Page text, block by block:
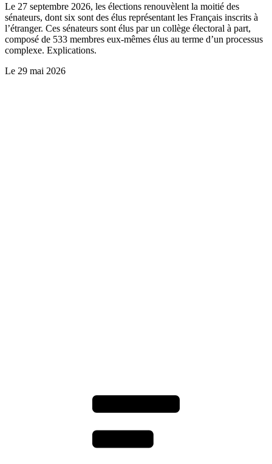
Le 27 septembre 2026, les élections renouvèlent la moitié des
sénateurs, dont six sont des élus représentant les Français inscrits à
l’étranger. Ces sénateurs sont élus par un collège électoral à part,
composé de 533 membres eux-mêmes élus au terme d’un processus
complexe. Explications.
Le 29 mai 2026